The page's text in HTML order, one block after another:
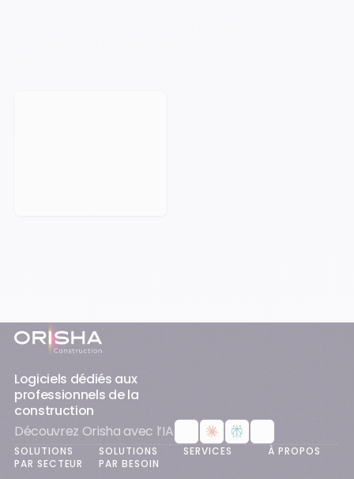
Pied-de-page
Logiciels dédiés aux
professionnels de la
construction
Découvrez Orisha avec l’IA
SOLUTIONS
PAR SECTEUR
SOLUTIONS
PAR BESOIN
SERVICES À PROPOS